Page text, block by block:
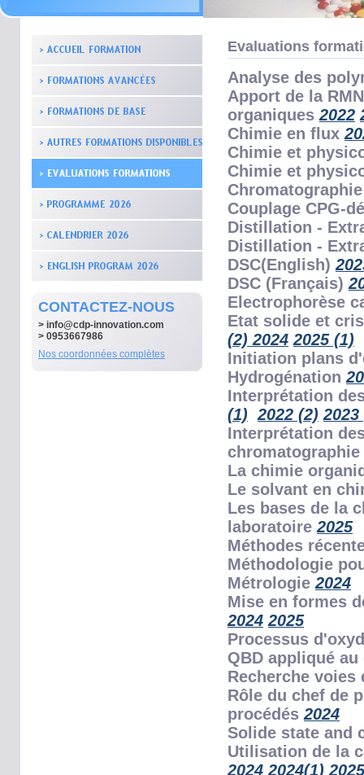
CONTACTEZ-NOUS
> info@cdp-innovation.com
> 0953667986
Nos coordonnées complètes
Evaluations
Analyse des
Apport de la
organiques 2022
Chimie en flux
Chimie et
Chimie et
Couplage CPG-
Distillation -
Distillation -
DSC(English)
DSC (Français)
Electrophorèse
Etat solide et
(2) 2024 2025 (1)
Initiation plans
Hydrogénation
Interprétation
(1) 2022 (2) 2023
Interprétation
La chimie
Le solvant en
Les bases de la
laboratoire 2025
Méthodes
Méthodologie
Métrologie 2024
Mise en formes
2024 2025
Processus
QBD appliqué
Recherche
Rôle du chef de
procédés 2024
Solide state and
Utilisation de la
2024 2024(1)